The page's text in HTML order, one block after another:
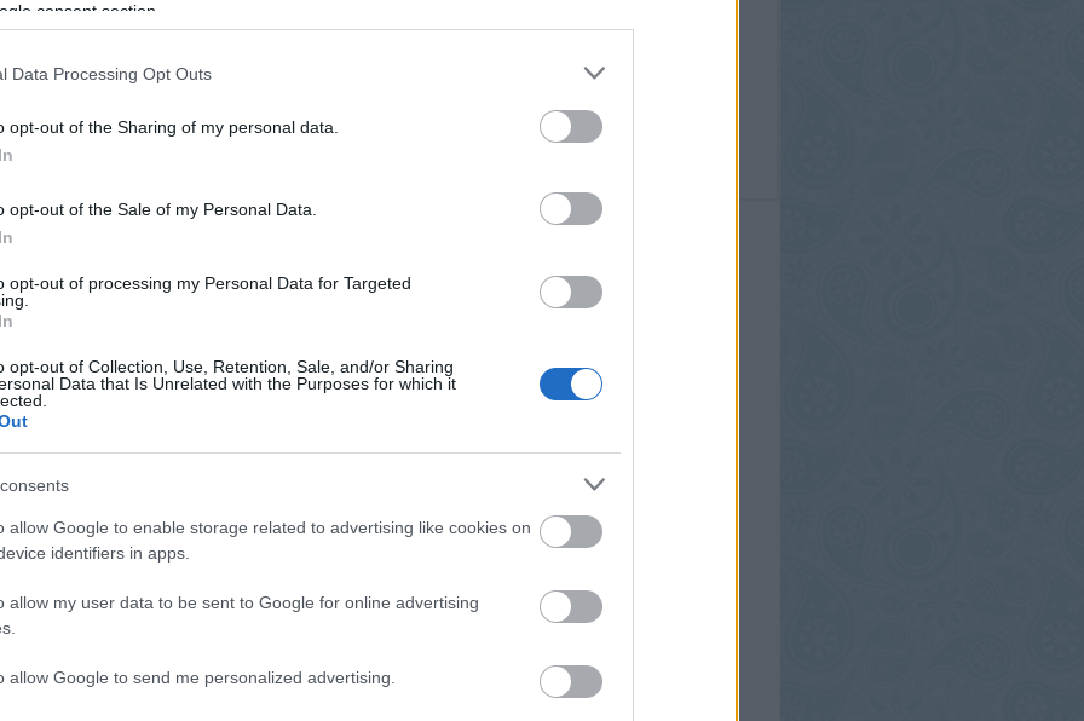
consent section.
Data Processing Opt Outs
opt-out of the Sharing of my personal data.
opt-out of the Sale of my Personal Data.
opt-out of processing my Personal Data for Targeted
opt-out of Collection, Use, Retention, Sale, and/or Sharing
Data that Is Unrelated with the Purposes for which it
allow Google to enable storage related to advertising like cookies on
identifiers in apps.
allow my user data to be sent to Google for online advertising
allow Google to send me personalized advertising.
hanem strandoltunk is egy nagyot. Mi jobban szeretjük a
Kopaszi gátnál – ahol egyébként tilos fürdeni, így csak a parton ment a
és változatos programokat szervezni, ha nem akarjuk, hogy a
nap visszük a szabad levegőre, talán csak 1-2 nap maradt ki egy
figyelem: a napi 1-2 órás sétánál jobb és több fogyókúra nem is kell
izgultam a terheléses vércukor vizsgálat miatt. Hála Istennek mindent
diétára! Éljen!!!
a hétvégére!
kisgyerek nyár baba születés babavárás pihenés pancsolás anyuka
babaszületés
várandóság
Ajánlott bejegyzések: